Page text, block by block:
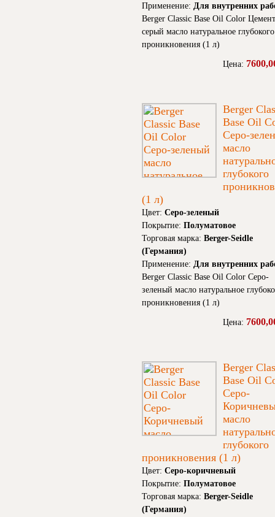
Применение: Для внутренних
Berger Classic Base Oil Color
серый масло натуральное глубокого
проникновения (1 л)
Цена:
Berger
Base Oil
Серо-
масло
глубокого
(1 л)
Цвет: Серо-зеленый
Покрытие: Полуматовое
Торговая марка: Berger-Seidle
(Германия)
Применение: Для внутренних
Berger Classic Base Oil Color Серо-
зеленый масло натуральное
проникновения (1 л)
Цена:
Berger
Base Oil
Серо-
масло
глубокого
проникновения (1 л)
Цвет: Серо-коричневый
Покрытие: Полуматовое
Торговая марка: Berger-Seidle
(Германия)